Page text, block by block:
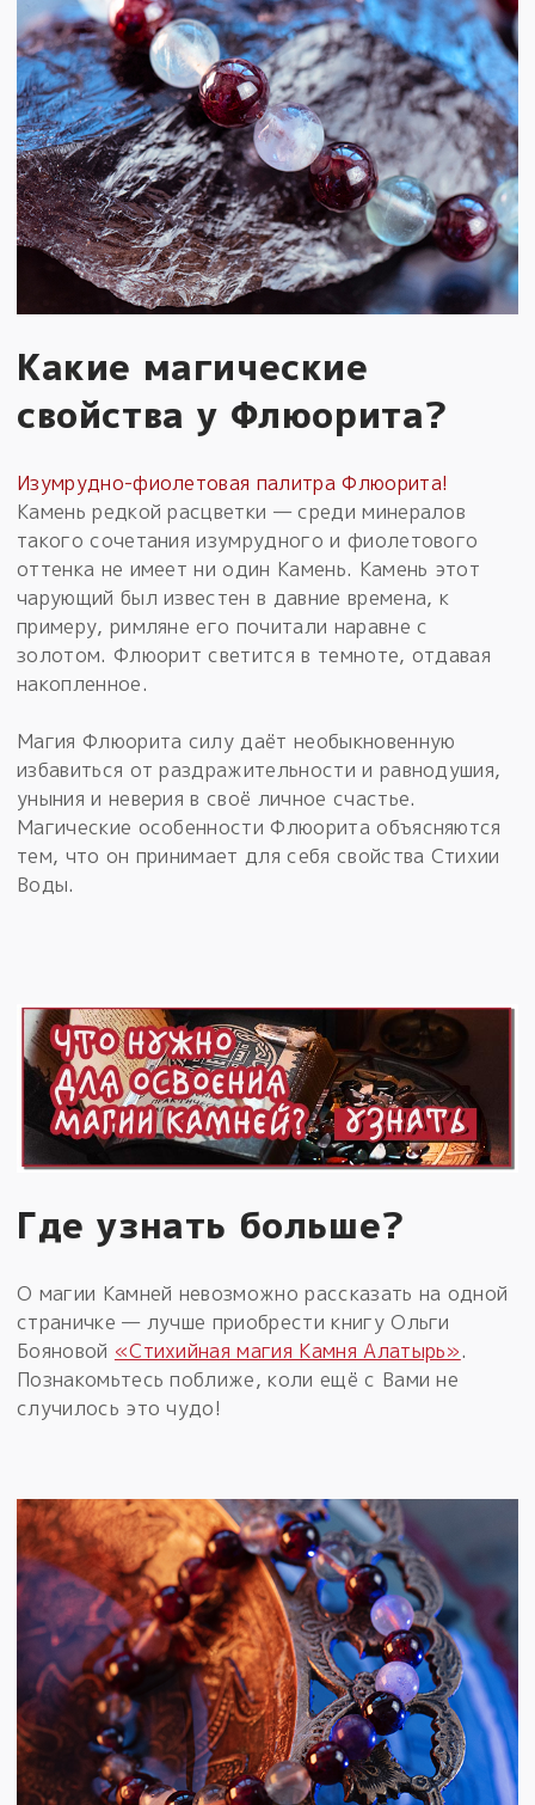
Какие магические
свойства у Флюорита?
Изумрудно-фиолетовая палитра Флюорита!
Камень редкой расцветки — среди минералов
такого сочетания изумрудного и фиолетового
оттенка не имеет ни один Камень. Камень этот
чарующий был известен в давние времена, к
примеру, римляне его почитали наравне с
золотом. Флюорит светится в темноте, отдавая
накопленное.
Магия Флюорита силу даёт необыкновенную
избавиться от раздражительности и равнодушия,
уныния и неверия в своё личное счастье.
Магические особенности Флюорита объясняются
тем, что он принимает для себя свойства Стихии
Воды.
Где узнать больше?
О магии Камней невозможно рассказать на одной
страничке — лучше приобрести книгу Ольги
Бояновой «Стихийная магия Камня Алатырь».
Познакомьтесь поближе, коли ещё с Вами не
случилось это чудо!